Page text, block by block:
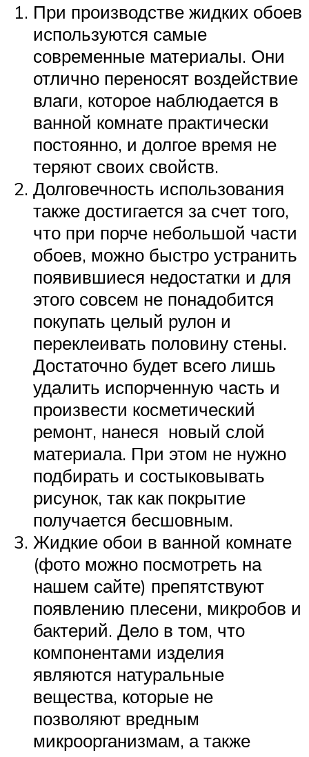
При производстве жидких обоев
используются самые
современные материалы. Они
отлично переносят воздействие
влаги, которое наблюдается в
ванной комнате практически
постоянно, и долгое время не
теряют своих свойств.
Долговечность использования
также достигается за счет того,
что при порче небольшой части
обоев, можно быстро устранить
появившиеся недостатки и для
этого совсем не понадобится
покупать целый рулон и
переклеивать половину стены.
Достаточно будет всего лишь
удалить испорченную часть и
произвести косметический
ремонт, нанеся новый слой
материала. При этом не нужно
подбирать и состыковывать
рисунок, так как покрытие
получается бесшовным.
Жидкие обои в ванной комнате
(фото можно посмотреть на
нашем сайте) препятствуют
появлению плесени, микробов и
бактерий. Дело в том, что
компонентами изделия
являются натуральные
вещества, которые не
позволяют вредным
микроорганизмам, а также